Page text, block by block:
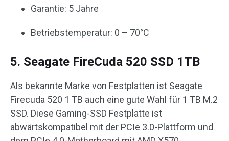
Garantie: 5 Jahre
Betriebstemperatur: 0 – 70°C
5. Seagate FireCuda 520 SSD 1TB
Als bekannte Marke von Festplatten ist Seagate
Firecuda 520 1 TB auch eine gute Wahl für 1 TB M.2
SSD. Diese Gaming-SSD Festplatte ist
abwärtskompatibel mit der PCIe 3.0-Plattform und